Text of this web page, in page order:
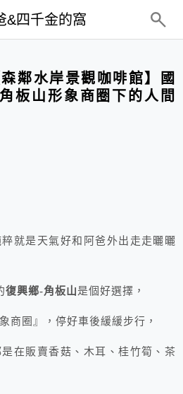
&四千金的窩
鄰水岸景觀咖啡館】國
板山形象商圈下的人間
就是天氣好和阿爸外出走走曬曬
復興鄉-角板山是個好選擇，
商圈』，停好車後緩緩步行，
在販賣香菇、木耳、桂竹筍、茶